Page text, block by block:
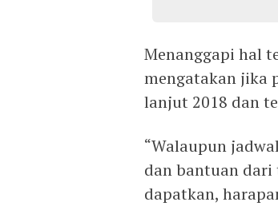
Menanggapi hal
mengatakan jika
lanjut 2018 dan
“Walaupun
dan bantuan dari
dapatkan,